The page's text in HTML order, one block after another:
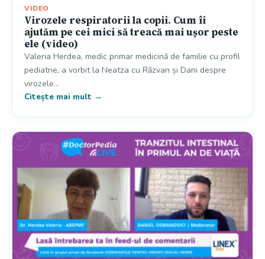
VIDEO
Virozele respiratorii la copii. Cum îi
ajutăm pe cei mici să treacă mai ușor peste
ele (video)
Valeria Herdea, medic primar medicină de familie cu profil
pediatrie, a vorbit la Neatza cu Răzvan și Dani despre
virozele…
Citește mai mult →